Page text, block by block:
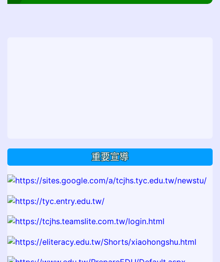
重要宣導